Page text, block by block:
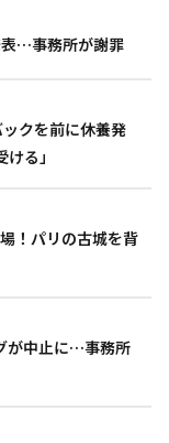
…事務所が謝罪
ックを前に休養発
る」
！パリの古城を背
が中止に…事務所